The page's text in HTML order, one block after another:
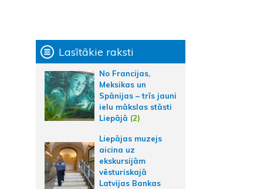
Lasītākie raksti
No Francijas,
Meksikas un
Spānijas – trīs jauni
ielu mākslas stāsti
Liepājā (2)
Liepājas muzejs
aicina uz
ekskursijām
vēsturiskajā
Latvijas Bankas